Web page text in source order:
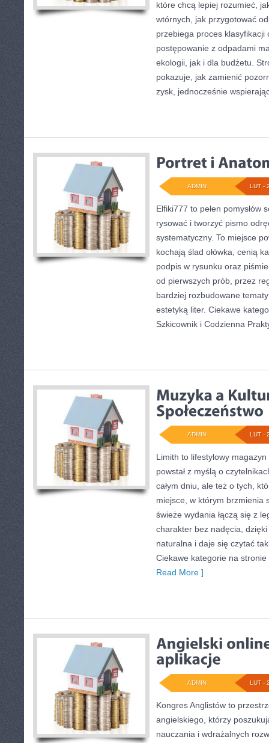
które chcą lepiej rozumieć,
wtórnych, jak przygotować
przebiega proces klasyfikacji
postępowanie z odpadami
ekologii, jak i dla budżetu.
pokazuje, jak zamienić
zysk, jednocześnie
LUT -
ADMIN
Elfiki777 to pełen pomysłów
rysować i tworzyć pismo
systematyczny. To miejsce
kochają ślad ołówka, cenią
podpis w rysunku oraz
od pierwszych prób, przez
bardziej rozbudowane
estetyką liter. Ciekawe
Szkicownik i Codzienna
LUT -
ADMIN
Limith to lifestylowy
powstał z myślą o
całym dniu, ale też o tych,
miejsce, w którym brzmienia
świeże wydania łączą się z
charakter bez nadęcia,
naturalna i daje się czytać
Ciekawe kategorie na
Read More ]
LUT -
ADMIN
Kongres Anglistów to
angielskiego, którzy
nauczania i wdrażalnych